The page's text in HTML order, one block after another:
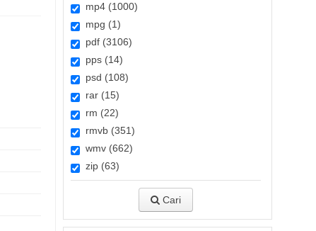
mp4 (1000)
mpg (1)
pdf (3106)
pps (14)
psd (108)
rar (15)
rm (22)
rmvb (351)
wmv (662)
zip (63)
Cari